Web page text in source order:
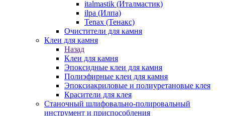
italmastik (Италмастик)
ilpa (Илпа)
Tenax (Тенакс)
Очистители для камня
Клеи для камня
Назад
Клеи для камня
Эпоксидные клеи для камня
Полиэфирные клеи для камня
Эпоксиакриловые и полиуретановые клея
Красители для клея
Станочный шлифовально-полировальный
инструмент и приспособления